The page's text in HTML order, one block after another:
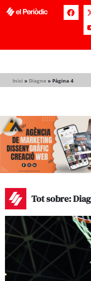
Inici » Diagne » Pàgina 4
Tot sobre: